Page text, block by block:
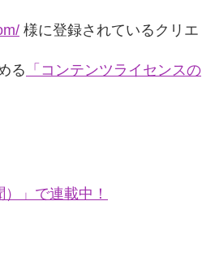
様に登録されているクリエ
る 「コンテンツライセンスの
」で連載中！